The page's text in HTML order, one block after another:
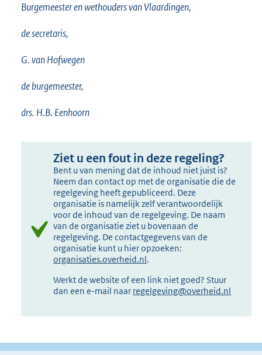
Burgemeester en wethouders van Vlaardingen,
de secretaris,
G. van Hofwegen
de burgemeester,
drs. H.B. Eenhoorn
Ziet u een fout in deze regeling?
Bent u van mening dat de inhoud niet juist is?
Neem dan contact op met de organisatie die de
regelgeving heeft gepubliceerd. Deze
organisatie is namelijk zelf verantwoordelijk
voor de inhoud van de regelgeving. De naam
van de organisatie ziet u bovenaan de
regelgeving. De contactgegevens van de
organisatie kunt u hier opzoeken:
organisaties.overheid.nl.
Werkt de website of een link niet goed? Stuur
dan een e-mail naar regelgeving@overheid.nl